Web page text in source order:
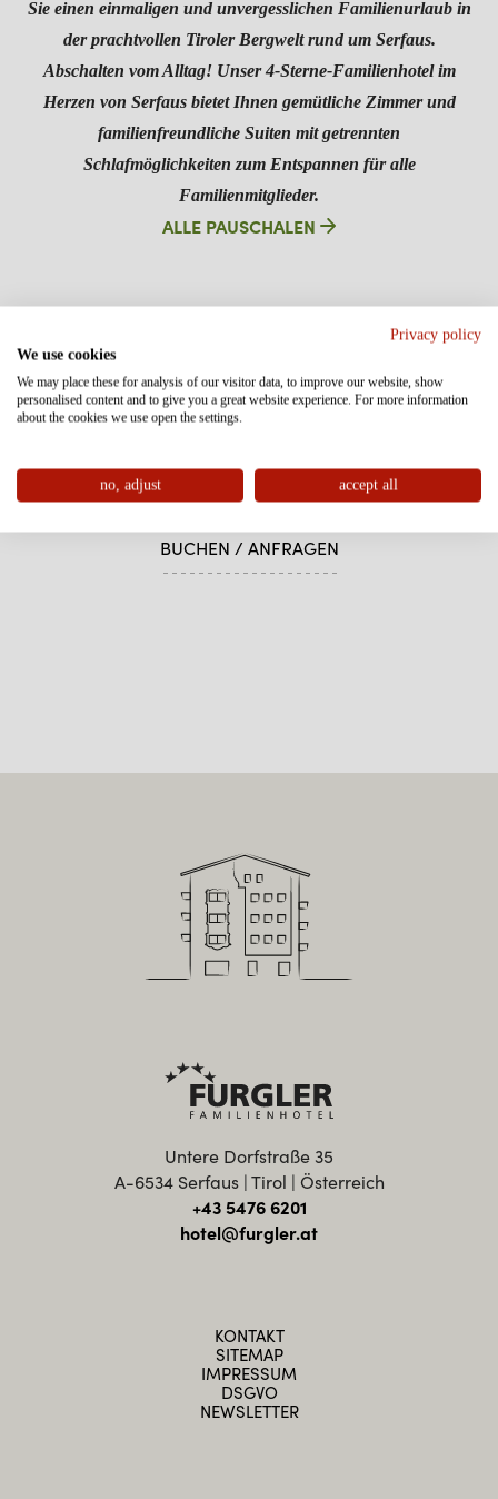
Sie einen einmaligen und unvergesslichen Familienurlaub in
der prachtvollen Tiroler Bergwelt rund um Serfaus.
Abschalten vom Alltag! Unser 4-Sterne-Familienhotel im
Herzen von Serfaus bietet Ihnen gemütliche Zimmer und
familienfreundliche Suiten mit getrennten
Schlafmöglichkeiten zum Entspannen für alle
Familienmitglieder.
ALLE PAUSCHALEN
ZIMMER & SUITEN
ANGEBOTE SOMMER
ANGEBOTE WINTER
BUCHEN / ANFRAGEN
KONTAKT
SITEMAP
IMPRESSUM
DSGVO
NEWSLETTER
Untere Dorfstraße 35
A-6534 Serfaus | Tirol | Österreich
+43 5476 6201
hotel@furgler.at
Privacy policy
We use cookies
We may place these for analysis of our visitor data, to improve our website, show
personalised content and to give you a great website experience. For more information
about the cookies we use open the settings.
no, adjust accept all